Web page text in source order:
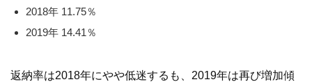
2018年 11.75％
2019年 14.41％
返納率は2018年にやや低迷するも、2019年は再び増加傾